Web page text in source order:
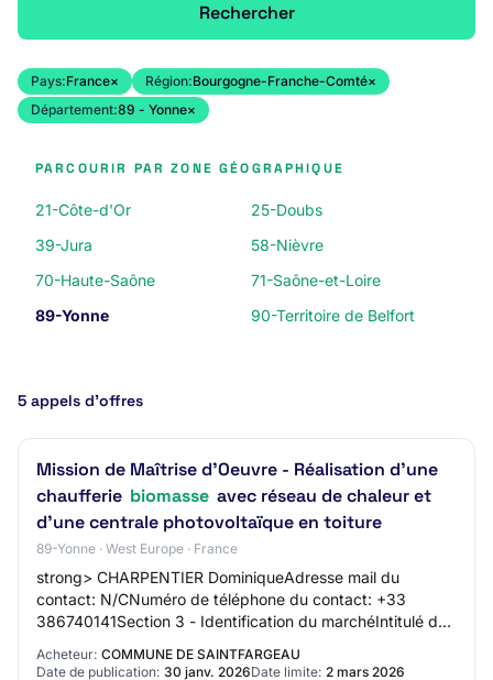
Rechercher
Pays:France× Région:Bourgogne-Franche-Comté×
Département:89 - Yonne×
PARCOURIR PAR ZONE GÉOGRAPHIQUE
21-Côte-d'Or
25-Doubs
39-Jura
58-Nièvre
70-Haute-Saône
71-Saône-et-Loire
89-Yonne
90-Territoire de Belfort
5 appels d’offres
Mission de Maîtrise d'Oeuvre - Réalisation d’une
chaufferie biomasse avec réseau de chaleur et
d’une centrale photovoltaïque en toiture
89-Yonne · West Europe · France
strong> CHARPENTIER DominiqueAdresse mail du
contact: N/CNuméro de téléphone du contact: +33
386740141Section 3 - Identification du marchéIntitulé du
Acheteur: COMMUNE DE SAINTFARGEAU
Date de publication: 30 janv. 2026Date limite: 2 mars 2026